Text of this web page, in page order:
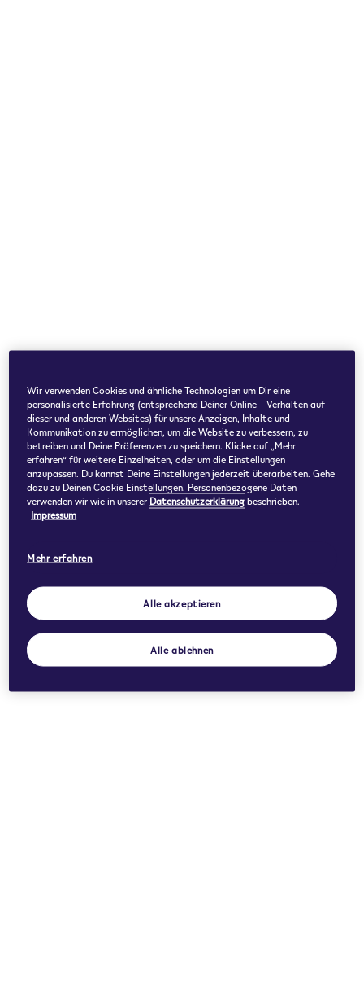
Wir verwenden Cookies und ähnliche Technologien um Dir eine
personalisierte Erfahrung (entsprechend Deiner Online – Verhalten auf
dieser und anderen Websites) für unsere Anzeigen, Inhalte und
Kommunikation zu ermöglichen, um die Website zu verbessern, zu
betreiben und Deine Präferenzen zu speichern. Klicke auf „Mehr
erfahren“ für weitere Einzelheiten, oder um die Einstellungen
anzupassen. Du kannst Deine Einstellungen jederzeit überarbeiten. Gehe
dazu zu Deinen Cookie Einstellungen. Personenbezogene Daten
verwenden wir wie in unserer Datenschutzerklärungbeschrieben.
Impressum
Mehr erfahren
Alle akzeptieren
Alle ablehnen